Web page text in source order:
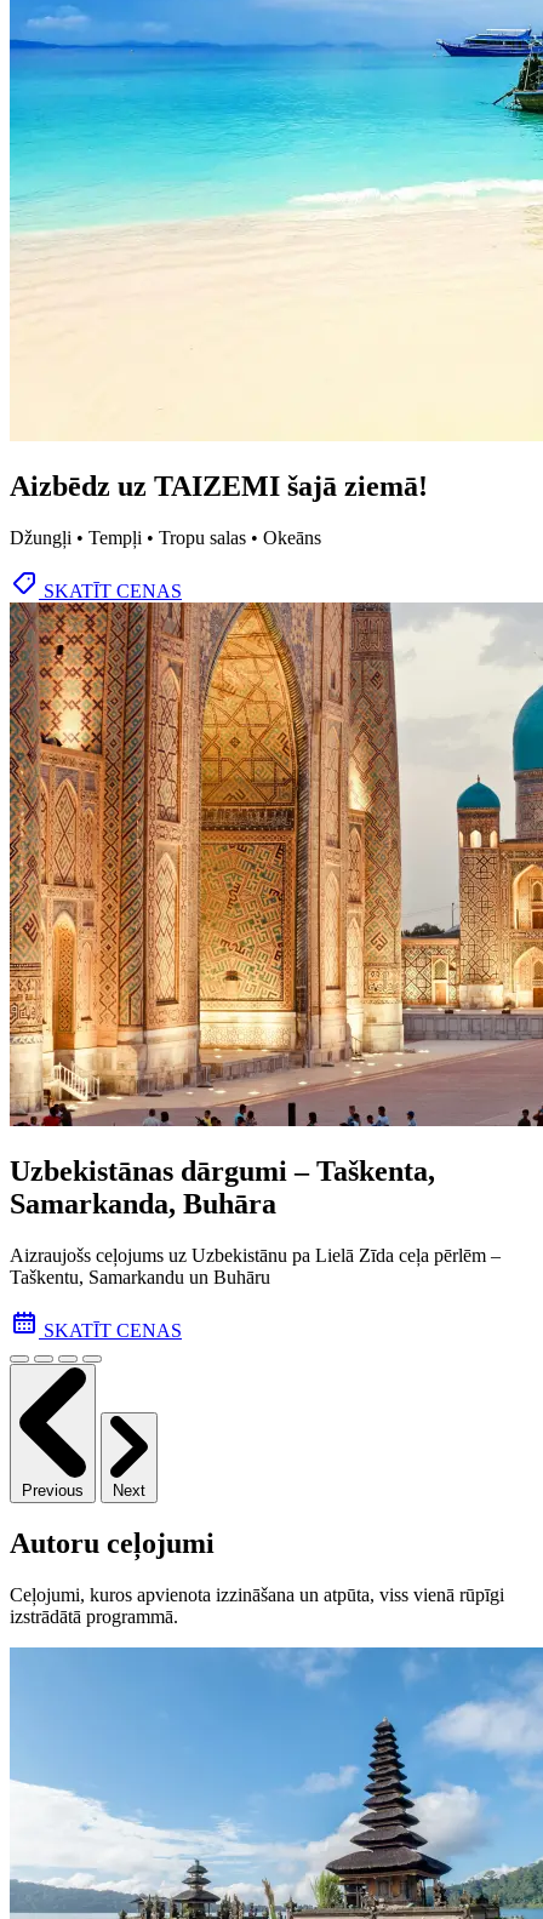
Aizbēdz uz TAIZEMI šajā ziemā!
Džungļi • Tempļi • Tropu salas • Okeāns
SKATĪT CENAS
Uzbekistānas dārgumi – Taškenta,
Samarkanda, Buhāra
Aizraujošs ceļojums uz Uzbekistānu pa Lielā Zīda ceļa pēr­lēm –
Taškentu, Samarkandu un Buhāru
SKATĪT CENAS
Previous Next
Autoru ceļojumi
Ceļojumi, kuros apvienota izzināšana un atpūta, viss vienā rūpīgi
izstrādātā programmā.